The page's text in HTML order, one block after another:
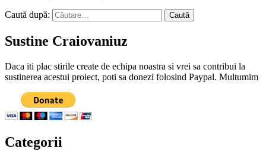
Caută după:
Sustine Craiovaniuz
Daca iti plac stirile create de echipa noastra si vrei sa contribui la
sustinerea acestui proiect, poti sa donezi folosind Paypal. Multumim
Categorii